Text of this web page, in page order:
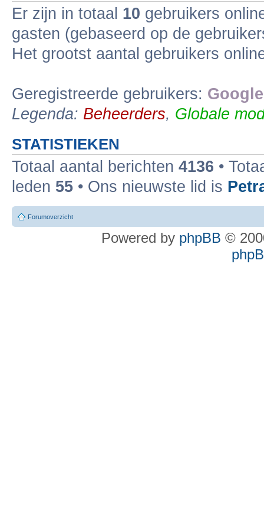
Er zijn in totaal 10 gebruikers
gasten (gebaseerd op de
Het grootst aantal gebruikers
Geregistreerde gebruikers:
Legenda: Beheerders, Globale
STATISTIEKEN
Totaal aantal berichten 4136 •
leden 55 • Ons nieuwste lid is
Forumoverzicht
Powered by phpBB ©